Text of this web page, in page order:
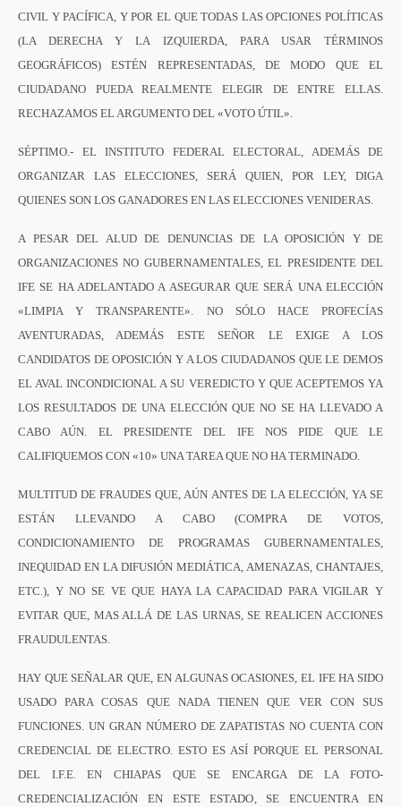
CIVIL Y PACÍFICA, Y POR EL QUE TODAS LAS OPCIONES POLÍTICAS
(LA DERECHA Y LA IZQUIERDA, PARA USAR TÉRMINOS
GEOGRÁFICOS) ESTÉN REPRESENTADAS, DE MODO QUE EL
CIUDADANO PUEDA REALMENTE ELEGIR DE ENTRE ELLAS.
RECHAZAMOS EL ARGUMENTO DEL «VOTO ÚTIL».
SÉPTIMO.- EL INSTITUTO FEDERAL ELECTORAL, ADEMÁS DE
ORGANIZAR LAS ELECCIONES, SERÁ QUIEN, POR LEY, DIGA
QUIENES SON LOS GANADORES EN LAS ELECCIONES VENIDERAS.
A PESAR DEL ALUD DE DENUNCIAS DE LA OPOSICIÓN Y DE
ORGANIZACIONES NO GUBERNAMENTALES, EL PRESIDENTE DEL
IFE SE HA ADELANTADO A ASEGURAR QUE SERÁ UNA ELECCIÓN
«LIMPIA Y TRANSPARENTE». NO SÓLO HACE PROFECÍAS
AVENTURADAS, ADEMÁS ESTE SEÑOR LE EXIGE A LOS
CANDIDATOS DE OPOSICIÓN Y A LOS CIUDADANOS QUE LE DEMOS
EL AVAL INCONDICIONAL A SU VEREDICTO Y QUE ACEPTEMOS YA
LOS RESULTADOS DE UNA ELECCIÓN QUE NO SE HA LLEVADO A
CABO AÚN. EL PRESIDENTE DEL IFE NOS PIDE QUE LE
CALIFIQUEMOS CON «10» UNA TAREA QUE NO HA TERMINADO.
MULTITUD DE FRAUDES QUE, AÚN ANTES DE LA ELECCIÓN, YA SE
ESTÁN LLEVANDO A CABO (COMPRA DE VOTOS,
CONDICIONAMIENTO DE PROGRAMAS GUBERNAMENTALES,
INEQUIDAD EN LA DIFUSIÓN MEDIÁTICA, AMENAZAS, CHANTAJES,
ETC.), Y NO SE VE QUE HAYA LA CAPACIDAD PARA VIGILAR Y
EVITAR QUE, MAS ALLÁ DE LAS URNAS, SE REALICEN ACCIONES
FRAUDULENTAS.
HAY QUE SEÑALAR QUE, EN ALGUNAS OCASIONES, EL IFE HA SIDO
USADO PARA COSAS QUE NADA TIENEN QUE VER CON SUS
FUNCIONES. UN GRAN NÚMERO DE ZAPATISTAS NO CUENTA CON
CREDENCIAL DE ELECTRO. ESTO ES ASÍ PORQUE EL PERSONAL
DEL I.F.E. EN CHIAPAS QUE SE ENCARGA DE LA FOTO-
CREDENCIALIZACIÓN EN ESTE ESTADO, SE ENCUENTRA EN